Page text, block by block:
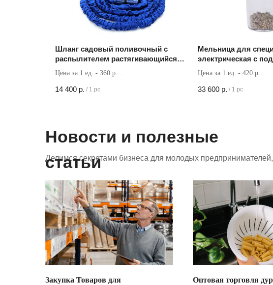
Шланг садовый поливочный с
распылителем растягивающийся
для дома и дачи 22 5
Цена за 1 ед. - 360 р.
14 400 р. / 1 pc
Мельница для
электрическая с
батарейках
Цена за 1 ед. - 420 р.
33 600 р. / 1 pc
Новости и полезные
статьи
Делимся секретами бизнеса для молодых
Закупка Товаров для
Оптовая торговля